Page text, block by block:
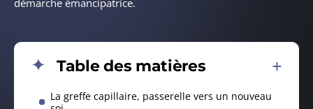
démarche émancipatrice.
Table des matières
La greffe capillaire, passerelle vers un nouveau